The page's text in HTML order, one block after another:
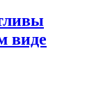
виде